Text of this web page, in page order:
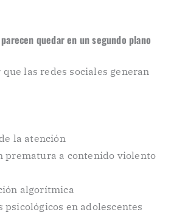
quedar en un segundo plano
las redes sociales generan
la atención
prematura a contenido violento
algorítmica
psicológicos en adolescentes